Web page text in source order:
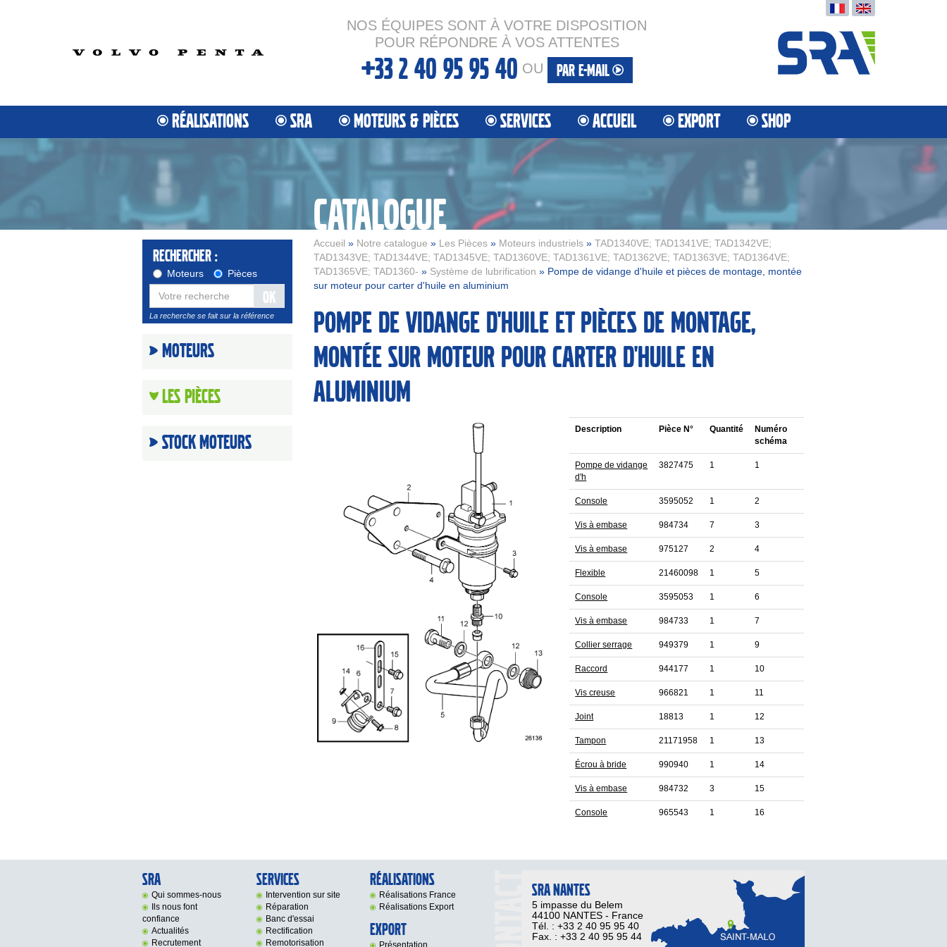
NOS ÉQUIPES SONT À VOTRE DISPOSITION
POUR RÉPONDRE À VOS ATTENTES
+33 2 40 95 95 40 OU PAR E-MAIL
RÉALISATIONS SRA MOTEURS & PIÈCES SERVICES ACCUEIL EXPORT SHOP
CATALOGUE
Accueil » Notre catalogue » Les Pièces» Moteurs industriels» TAD1340VE; TAD1341VE; TAD1342VE;
TAD1343VE; TAD1344VE; TAD1345VE; TAD1360VE; TAD1361VE; TAD1362VE; TAD1363VE; TAD1364VE;
TAD1365VE; TAD1360- » Système de lubrification » Pompe de vidange d'huile et pièces de montage, montée
sur moteur pour carter d'huile en aluminium
Rechercher :
Moteurs Pièces
OK
La recherche se fait sur la référence
Moteurs
Les Pièces
Stock moteurs
Pompe de vidange d'huile et pièces de montage,
montée sur moteur pour carter d'huile en
aluminium
Description Pièce N° Quantité
Numéro
schéma
Pompe de vidange
d'h
3827475 1 1
Console 3595052 1 2
Vis à embase 984734 7 3
Vis à embase 975127 2 4
Flexible 21460098 1 5
Console 3595053 1 6
Vis à embase 984733 1 7
Collier serrage 949379 1 9
Raccord 944177 1 10
Vis creuse 966821 1 11
Joint 18813 1 12
Tampon 21171958 1 13
Écrou à bride 990940 1 14
Vis à embase 984732 3 15
Console 965543 1 16
SRA
Qui sommes-nous
Ils nous font
confiance
Actualités
Recrutement
Services
Intervention sur site
Réparation
Banc d'essai
Rectification
Remotorisation
Réalisations
Réalisations France
Réalisations Export
Export
Présentation
SRA NANTES
5 impasse du Belem
44100 NANTES - France
Tél. : +33 2 40 95 95 40
Fax. : +33 2 40 95 95 44